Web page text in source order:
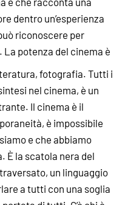
dentro un’esperienza
riconoscere per
potenza del cinema è
fotografia. Tutti i
nel cinema, è un
Il cinema è il
è impossibile
e che abbiamo
È la scatola nera del
un linguaggio
a tutti con una soglia